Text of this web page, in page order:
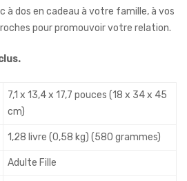
à dos en cadeau à votre famille, à vos
pour promouvoir votre relation.
7,1 x 13,4 x 17,7 pouces (18 x 34 x 45
cm)
1,28 livre (0,58 kg) (580 grammes)
Adulte Fille